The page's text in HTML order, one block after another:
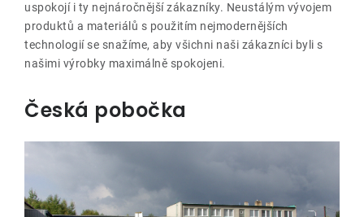
O nás
Kontakty
uspokojí i ty nejnáročnější zákazníky. Neustálým vývojem
produktů a materiálů s použitím nejmodernějších
technologií se snažíme, aby všichni naši zákazníci byli s
našimi výrobky maximálně spokojeni.
Česká pobočka